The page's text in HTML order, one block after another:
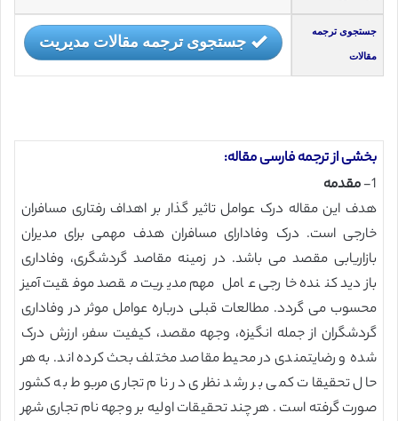
جستجوی ترجمه
مقالات
جستجوی ترجمه مقالات مدیریت
بخشی از ترجمه فارسی مقاله:
1- مقدمه
هدف این مقاله درک عوامل تاثیر گذار بر اهداف رفتاری مسافران
خارجی است. درک وفادارای مسافران هدف مهمی برای مدیران
بازاریابی مقصد می باشد. در زمینه مقاصد گردشگری، وفاداری
بازدید کننده خارجی عامل مهم مدیریت مقصد موفقیت آمیز
محسوب می گردد. مطالعات قبلی درباره عوامل موثر در وفاداری
گردشگران از جمله انگیزه، وجهه مقصد، کیفیت سفر، ارزش درک
شده و رضایتمندی در محیط مقاصد مختلف بحث کرده اند. به هر
حال تحقیقات کمی بر رشد نظری در نام تجاری مربوط به کشور
صورت گرفته است . هر چند تحقیقات اولیه بر وجهه نام تجاری شهر